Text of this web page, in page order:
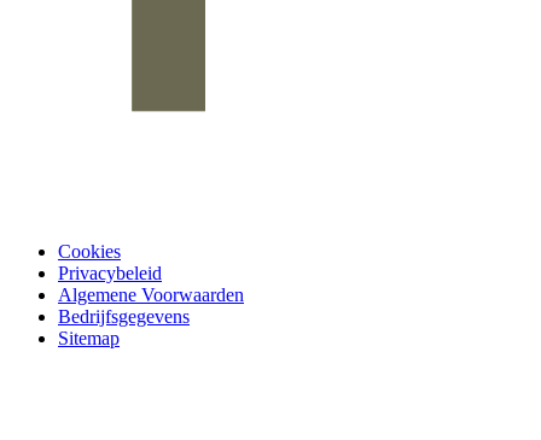
Cookies
Privacybeleid
Algemene Voorwaarden
Bedrijfsgegevens
Sitemap